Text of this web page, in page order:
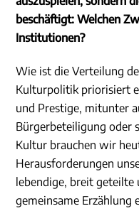
beschäftigt: Welchen
Institutionen?
Wie ist die Verteilung
Kulturpolitik priorisiert
und Prestige, mitunter
Bürgerbeteiligung oder
Kultur brauchen wir
Herausforderungen
lebendige, breit
gemeinsame